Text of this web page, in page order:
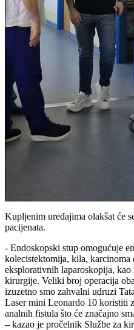
Kupljenim uređajima olakšat će
pacijenata.
- Endoskopski stup omogućuje
kolecistektomija, kila, karcinoma
eksplorativnih laparoskopija,
kirurgije. Veliki broj operacija
izuzetno smo zahvalni udruzi
Laser mini Leonardo 10 koristiti
analnih fistula što će značajno
– kazao je pročelnik Službe za